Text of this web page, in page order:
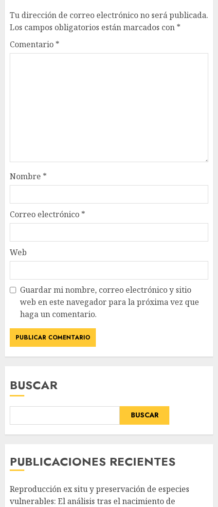
Tu dirección de correo electrónico no será publicada.
Los campos obligatorios están marcados con *
Comentario *
Nombre *
Correo electrónico *
Web
Guardar mi nombre, correo electrónico y sitio
web en este navegador para la próxima vez que
haga un comentario.
BUSCAR
BUSCAR
PUBLICACIONES RECIENTES
Reproducción ex situ y preservación de especies
vulnerables: El análisis tras el nacimiento de